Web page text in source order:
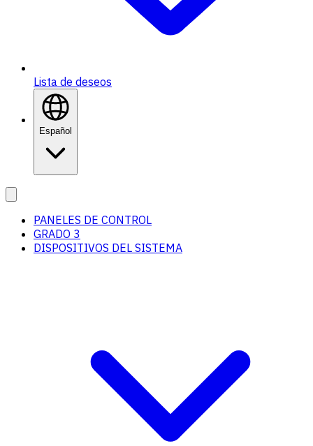
Lista de deseos
Español
PANELES DE CONTROL
GRADO 3
DISPOSITIVOS DEL SISTEMA